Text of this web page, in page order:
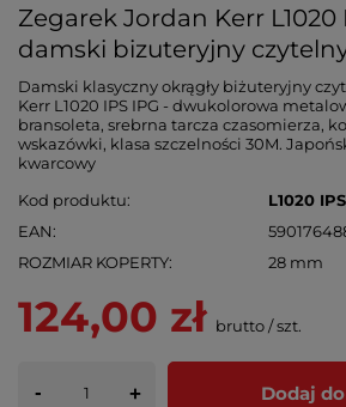
Zegarek Jordan Kerr L1020
damski bizuteryjny
Damski klasyczny okrągły biżuteryjny
Kerr L1020 IPS IPG - dwukolorowa
bransoleta, srebrna tarcza czasomierza,
wskazówki, klasa szczelności 30M.
kwarcowy
Kod produktu
L1020
EAN
ROZMIAR KOPERTY
28 mm
124,00 zł brutto/szt.
- + Dodaj